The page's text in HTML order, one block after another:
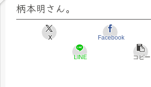
柄本明さん。
X Facebook
LINE コピー